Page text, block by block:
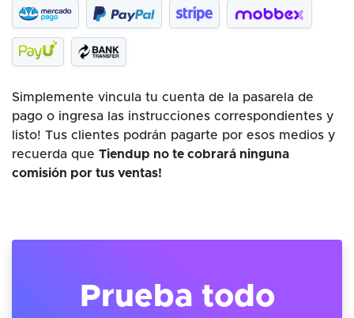
Simplemente vincula tu cuenta de la pasarela de
pago o ingresa las instrucciones correspondientes y
listo! Tus clientes podrán pagarte por esos medios y
recuerda que Tiendup no te cobrará ninguna
comisión por tus ventas!
Prueba todo